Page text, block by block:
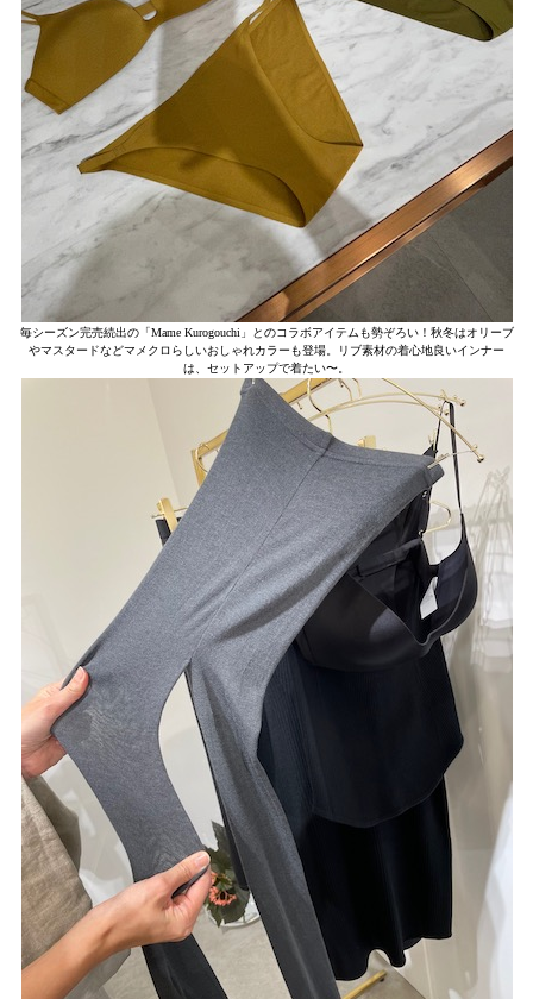
毎シーズン完売続出の「Mame Kurogouchi」とのコラボアイテムも勢ぞろい！秋冬はオリーブ
やマスタードなどマメクロらしいおしゃれカラーも登場。リブ素材の着心地良いインナー
は、セットアップで着たい〜。